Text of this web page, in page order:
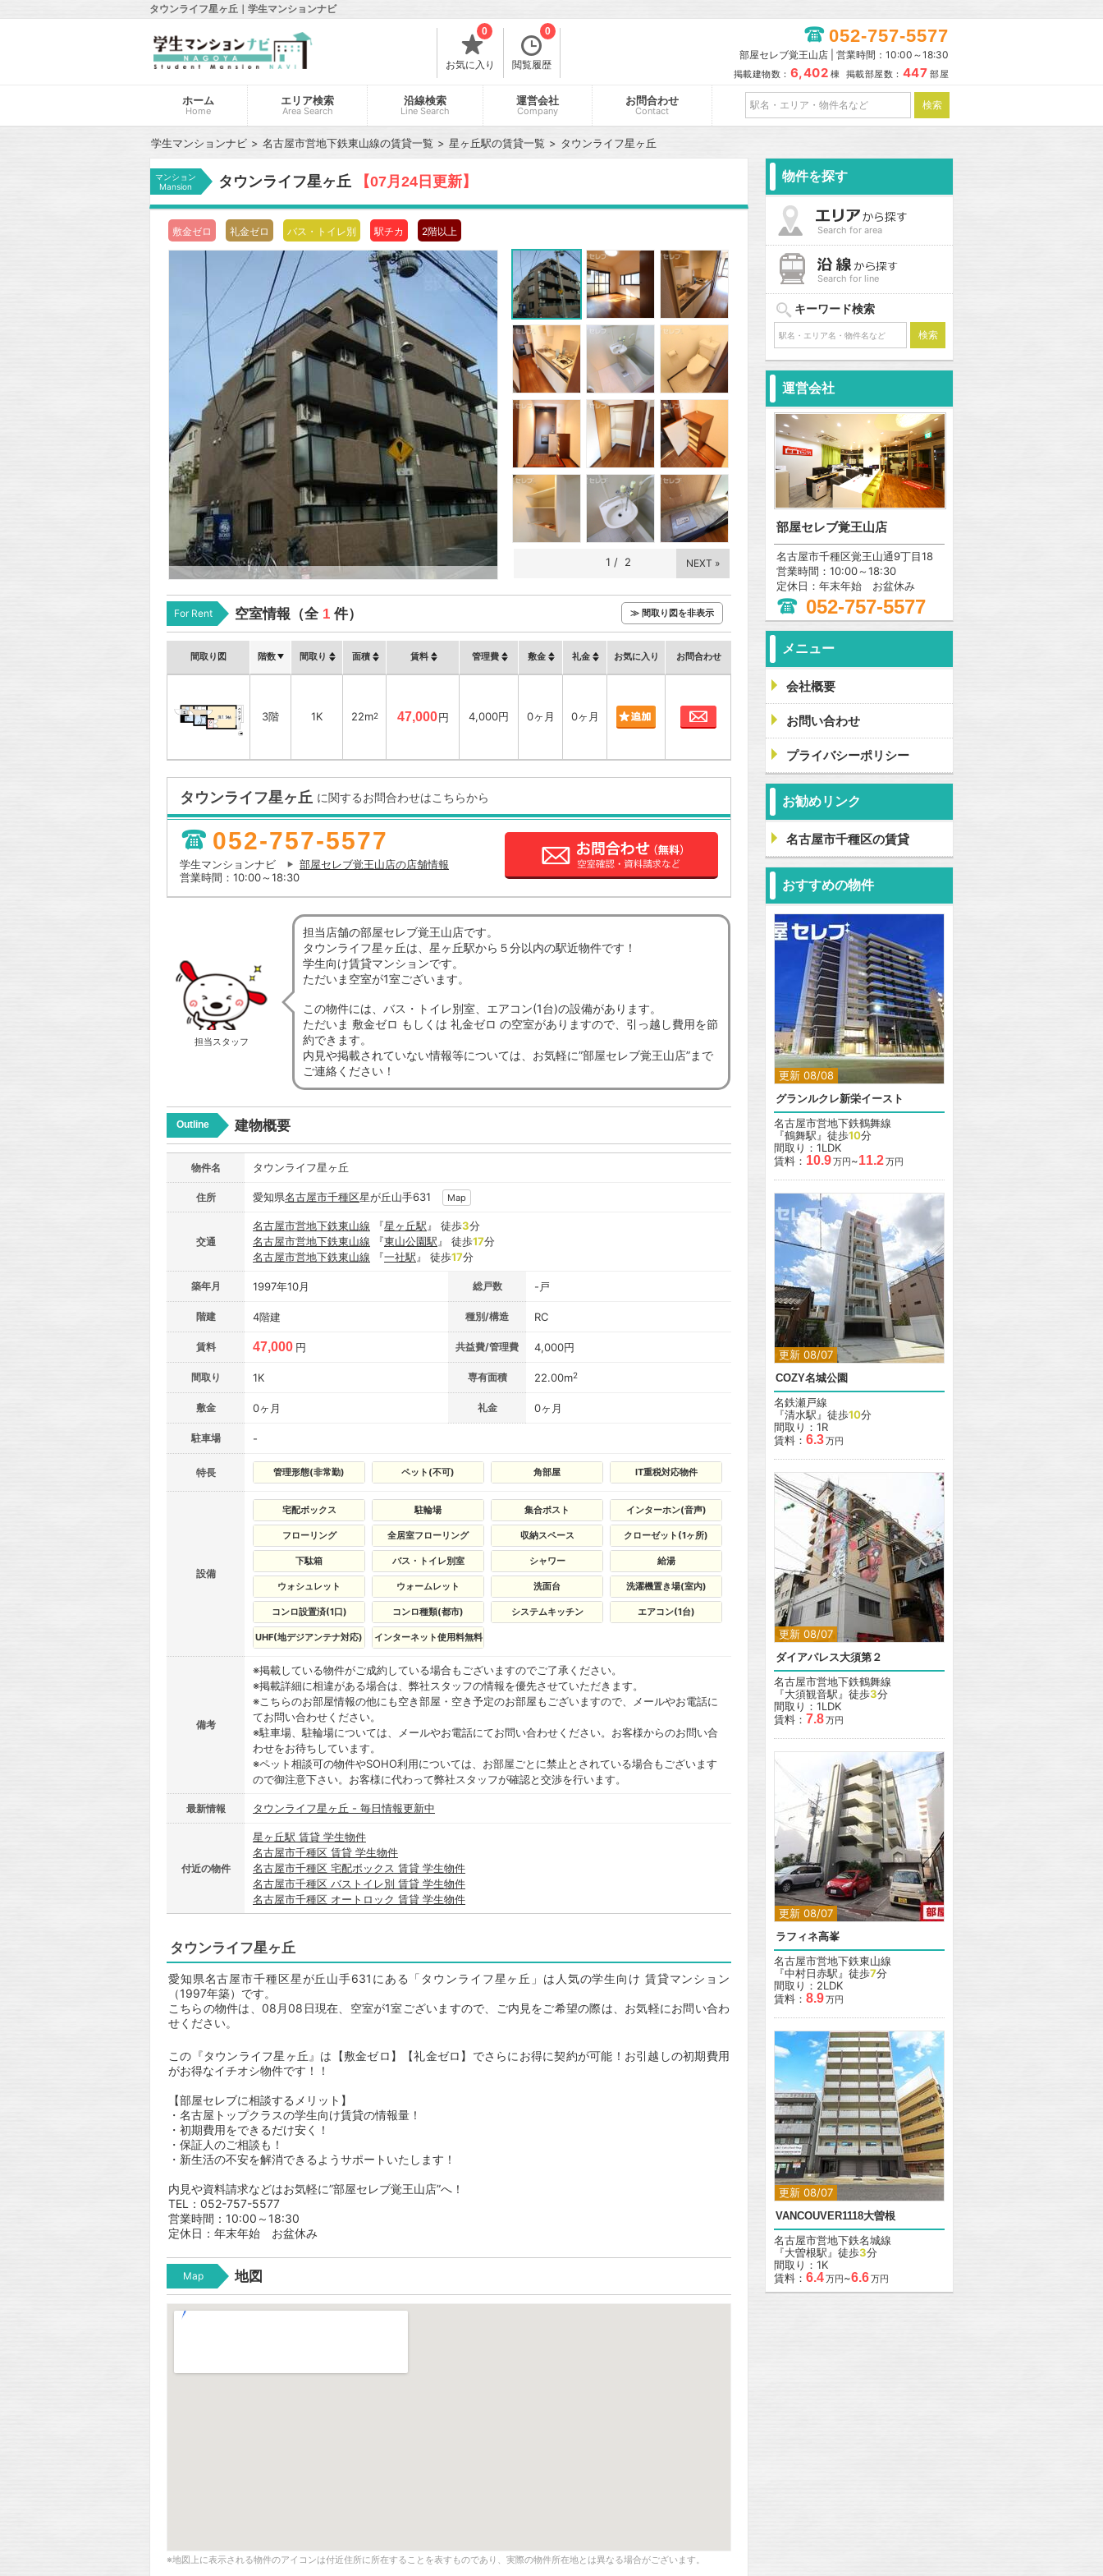
タウンライフ星ヶ丘｜学生マンションナビ
お気に入り
0
閲覧履歴
0 052-757-5577
部屋セレブ覚王山店 | 営業時間：10:00～18:30
掲載建物数： 6,402 棟 掲載部屋数： 447 部屋
ホーム
Home
エリア検索
Area Search
沿線検索
Line Search
運営会社
Company
お問合わせ
Contact
学生マンションナビ 名古屋市営地下鉄東山線の賃貸一覧 星ヶ丘駅の賃貸一覧 タウンライフ星ヶ丘
マンション
Mansion
タウンライフ星ヶ丘 【07月24日更新】
敷金ゼロ 礼金ゼロ バス・トイレ別 駅チカ 2階以上
1 / 2 NEXT »
For Rent 空室情報（全 1 件） ≫ 間取り図を非表示
間取り図 階数 間取り 面積 賃料 管理費 敷金 礼金 お気に入り お問合わせ
3階 1K 22m2 47,000円 4,000円 0ヶ月 0ヶ月 お問合わせ
タウンライフ星ヶ丘 に関するお問合わせはこちらから
052-757-5577
学生マンションナビ
部屋セレブ覚王山店の店舗情報
営業時間：10:00～18:30
担当スタッフ
担当店舗の部屋セレブ覚王山店です。
タウンライフ星ヶ丘は、星ヶ丘駅から５分以内の駅近物件です！
学生向け賃貸マンションです。
ただいま空室が1室ございます。
この物件には、バス・トイレ別室、エアコン(1台)の設備があります。
ただいま 敷金ゼロ もしくは 礼金ゼロ の空室がありますので、引っ越し費用を節
約できます。
内見や掲載されていない情報等については、お気軽に”部屋セレブ覚王山店”まで
ご連絡ください！
Outline 建物概要
物件名 タウンライフ星ヶ丘
住所 愛知県名古屋市千種区星が丘山手631 Map
交通
名古屋市営地下鉄東山線 『星ヶ丘駅 』 徒歩3分
名古屋市営地下鉄東山線 『東山公園駅 』 徒歩17分
名古屋市営地下鉄東山線 『一社駅 』 徒歩17分
築年月 1997年10月 総戸数 -戸
階建 4階建 種別/構造 RC
賃料 47,000 円 共益費/管理費 4,000円
間取り 1K 専有面積 22.00m2
敷金 0ヶ月 礼金 0ヶ月
駐車場 -
特長 管理形態(非常勤) ペット(不可) 角部屋 IT重税対応物件
設備
宅配ボックス 駐輪場 集合ポスト インターホン(音声)
フローリング 全居室フローリング 収納スペース クローゼット(1ヶ所)
下駄箱 バス・トイレ別室 シャワー 給湯
ウォシュレット ウォームレット 洗面台 洗濯機置き場(室内)
コンロ設置済(1口) コンロ種類(都市) システムキッチン エアコン(1台)
UHF(地デジアンテナ対応) インターネット使用料無料
備考
※掲載している物件がご成約している場合もございますのでご了承ください。
※掲載詳細に相違がある場合は、弊社スタッフの情報を優先させていただきます。
※こちらのお部屋情報の他にも空き部屋・空き予定のお部屋もございますので、メールやお電話に
てお問い合わせください。
※駐車場、駐輪場については、メールやお電話にてお問い合わせください。お客様からのお問い合
わせをお待ちしています。
※ペット相談可の物件やSOHO利用については、お部屋ごとに禁止とされている場合もございます
ので御注意下さい。お客様に代わって弊社スタッフが確認と交渉を行います。
最新情報 タウンライフ星ヶ丘 - 毎日情報更新中
付近の物件
星ヶ丘駅 賃貸 学生物件
名古屋市千種区 賃貸 学生物件
名古屋市千種区 宅配ボックス 賃貸 学生物件
名古屋市千種区 バストイレ別 賃貸 学生物件
名古屋市千種区 オートロック 賃貸 学生物件
タウンライフ星ヶ丘
愛知県名古屋市千種区星が丘山手631にある「タウンライフ星ヶ丘」は人気の学生向け 賃貸マンション
（1997年築）です。
こちらの物件は、08月08日現在、空室が1室ございますので、ご内見をご希望の際は、お気軽にお問い合わ
せください。
この『タウンライフ星ヶ丘』は【敷金ゼロ】【礼金ゼロ】でさらにお得に契約が可能！お引越しの初期費用
がお得なイチオシ物件です！！
【部屋セレブに相談するメリット】
・名古屋トップクラスの学生向け賃貸の情報量！
・初期費用をできるだけ安く！
・保証人のご相談も！
・新生活の不安を解消できるようサポートいたします！
内見や資料請求などはお気軽に”部屋セレブ覚王山店”へ！
TEL：052-757-5577
営業時間：10:00～18:30
定休日：年末年始 お盆休み
Map 地図
※地図上に表示される物件のアイコンは付近住所に所在することを表すものであり、実際の物件所在地とは異なる場合がございます。
物件を探す
Search for area
Search for line
キーワード検索
運営会社
部屋セレブ覚王山店
名古屋市千種区覚王山通9丁目18
営業時間：10:00～18:30
定休日：年末年始 お盆休み
052-757-5577
メニュー
会社概要
お問い合わせ
プライバシーポリシー
お勧めリンク
名古屋市千種区の賃貸
おすすめの物件
更新 08/08
グランルクレ新栄イースト
名古屋市営地下鉄鶴舞線
『鶴舞駅』徒歩10分
間取り：1LDK
賃料： 10.9万円~11.2万円
更新 08/07
COZY名城公園
名鉄瀬戸線
『清水駅』徒歩10分
間取り：1R
賃料： 6.3万円
更新 08/07
ダイアパレス大須第２
名古屋市営地下鉄鶴舞線
『大須観音駅』徒歩3分
間取り：1LDK
賃料： 7.8万円
更新 08/07
ラフィネ高峯
名古屋市営地下鉄東山線
『中村日赤駅』徒歩7分
間取り：2LDK
賃料： 8.9万円
更新 08/07
VANCOUVER1118大曽根
名古屋市営地下鉄名城線
『大曽根駅』徒歩3分
間取り：1K
賃料： 6.4万円~6.6万円